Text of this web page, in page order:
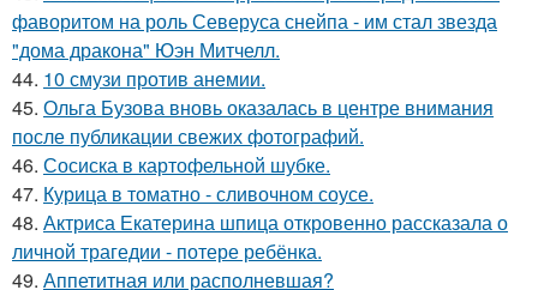
фаворитом на роль Северуса снейпа - им стал звезда
"дома дракона" Юэн Митчелл.
44. 10 смузи против анемии.
45. Ольга Бузова вновь оказалась в центре внимания
после публикации свежих фотографий.
46. Сосиска в картофельной шубке.
47. Курица в томатно - сливочном соусе.
48. Актриса Екатерина шпица откровенно рассказала о
личной трагедии - потере ребёнка.
49. Аппетитная или располневшая?